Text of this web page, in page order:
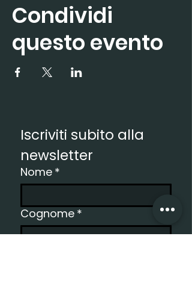
Condividi
questo evento
Iscriviti subito alla
newsletter
Nome *
Cognome *